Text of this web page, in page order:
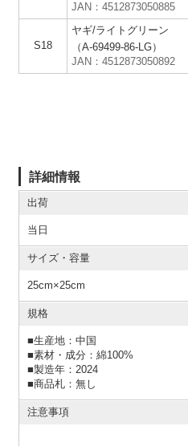
JAN：4512873050885
S18
ヤギ/ライトグリーン
（A-69499-86-LG）
JAN：4512873050892
詳細情報
出荷
当日
サイズ・容量
25cm×25cm
規格
■生産地：中国
■素材・成分：綿100%
■製造年：2024
■商品札：無し
注意事項